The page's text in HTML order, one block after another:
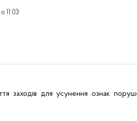
11:03
заходів для усунення ознак